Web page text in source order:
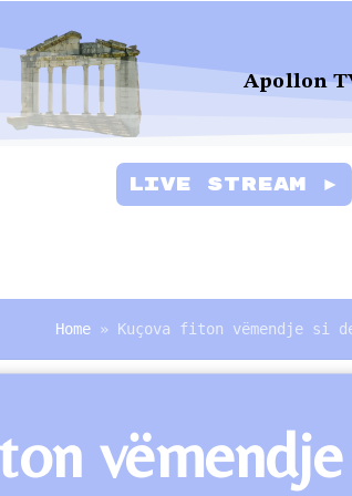
Apollon
Live Stream ►
Home » Kuçova fiton vëmendje si